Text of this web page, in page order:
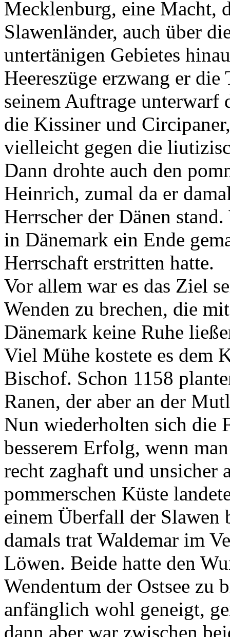
Mecklenburg, eine Macht,
Slawenländer, auch über
untertänigen Gebietes
Heereszüge erzwang er
seinem Auftrage
die Kissiner und
vielleicht gegen die
Dann drohte auch den
Heinrich, zumal da er
Herrscher der Dänen
in Dänemark ein Ende
Herrschaft erstritten hatte.
Vor allem war es das Ziel
Wenden zu brechen, die
Dänemark keine Ruhe
Viel Mühe kostete es dem
Bischof. Schon 1158
Ranen, der aber an der
Nun wiederholten sich die
besserem Erfolg, wenn
recht zaghaft und unsicher
pommerschen Küste
einem Überfall der
damals trat Waldemar im
Löwen. Beide hatte den
Wendentum der Ostsee zu
anfänglich wohl geneigt,
dann aber war zwischen